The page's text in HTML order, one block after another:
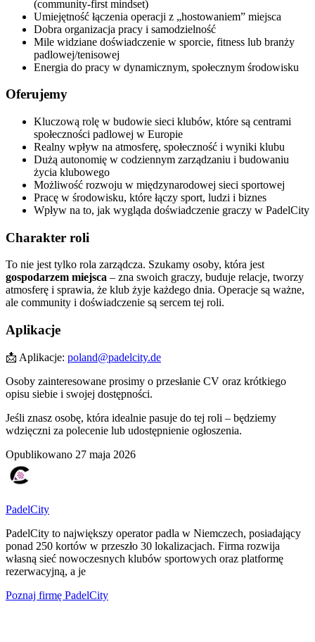
(community-first mindset)
Umiejętność łączenia operacji z „hostowaniem” miejsca
Dobra organizacja pracy i samodzielność
Mile widziane doświadczenie w sporcie, fitness lub branży
padlowej/tenisowej
Energia do pracy w dynamicznym, społecznym środowisku
Oferujemy
Kluczową rolę w budowie sieci klubów, które są centrami
społeczności padlowej w Europie
Realny wpływ na atmosferę, społeczność i wyniki klubu
Dużą autonomię w codziennym zarządzaniu i budowaniu
życia klubowego
Możliwość rozwoju w międzynarodowej sieci sportowej
Pracę w środowisku, które łączy sport, ludzi i biznes
Wpływ na to, jak wygląda doświadczenie graczy w PadelCity
Charakter roli
To nie jest tylko rola zarządcza. Szukamy osoby, która jest
gospodarzem miejsca – zna swoich graczy, buduje relacje, tworzy
atmosferę i sprawia, że klub żyje każdego dnia. Operacje są ważne,
ale community i doświadczenie są sercem tej roli.
Aplikacje
📩 Aplikacje: poland@padelcity.de
Osoby zainteresowane prosimy o przesłanie CV oraz krótkiego
opisu siebie i swojej dostępności.
Jeśli znasz osobę, która idealnie pasuje do tej roli – będziemy
wdzięczni za polecenie lub udostępnienie ogłoszenia.
Opublikowano 27 maja 2026
PadelCity
PadelCity to największy operator padla w Niemczech, posiadający
ponad 250 kortów w przeszło 30 lokalizacjach. Firma rozwija
własną sieć nowoczesnych klubów sportowych oraz platformę
rezerwacyjną, a je
Poznaj firmę PadelCity